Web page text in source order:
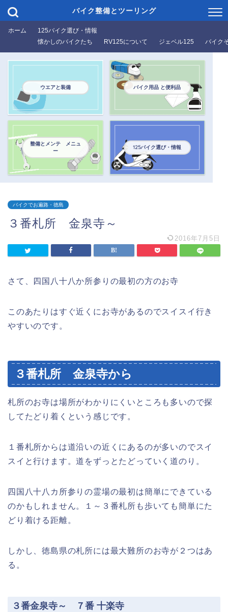
バイク整備とツーリング
ホーム
125バイク選び・情報
懐かしのバイクたち
RV125について ジェベル125 バイク
ウエアと装備 バイク用品 と便利品
整備とメンテ メニュ
ー
125バイク選び・情報
バイクでお遍路・徳島
３番札所 金泉寺～
2016年7月5日
さて、四国八十八か所参りの最初の方のお寺
このあたりはすぐ近くにお寺があるのでスイスイ行き
やすいのです。
３番札所 金泉寺から
札所のお寺は場所がわかりにくいところも多いので探
してたどり着くという感じです。
１番札所からは道沿いの近くにあるのが多いのでスイ
スイと行けます。道をずっとたどっていく道のり。
四国八十八カ所参りの霊場の最初は簡単にできている
のかもしれません。１～３番札所も歩いても簡単にた
どり着ける距離。
しかし、徳島県の札所には最大難所のお寺が２つはあ
る。
３番金泉寺～ ７番 十楽寺